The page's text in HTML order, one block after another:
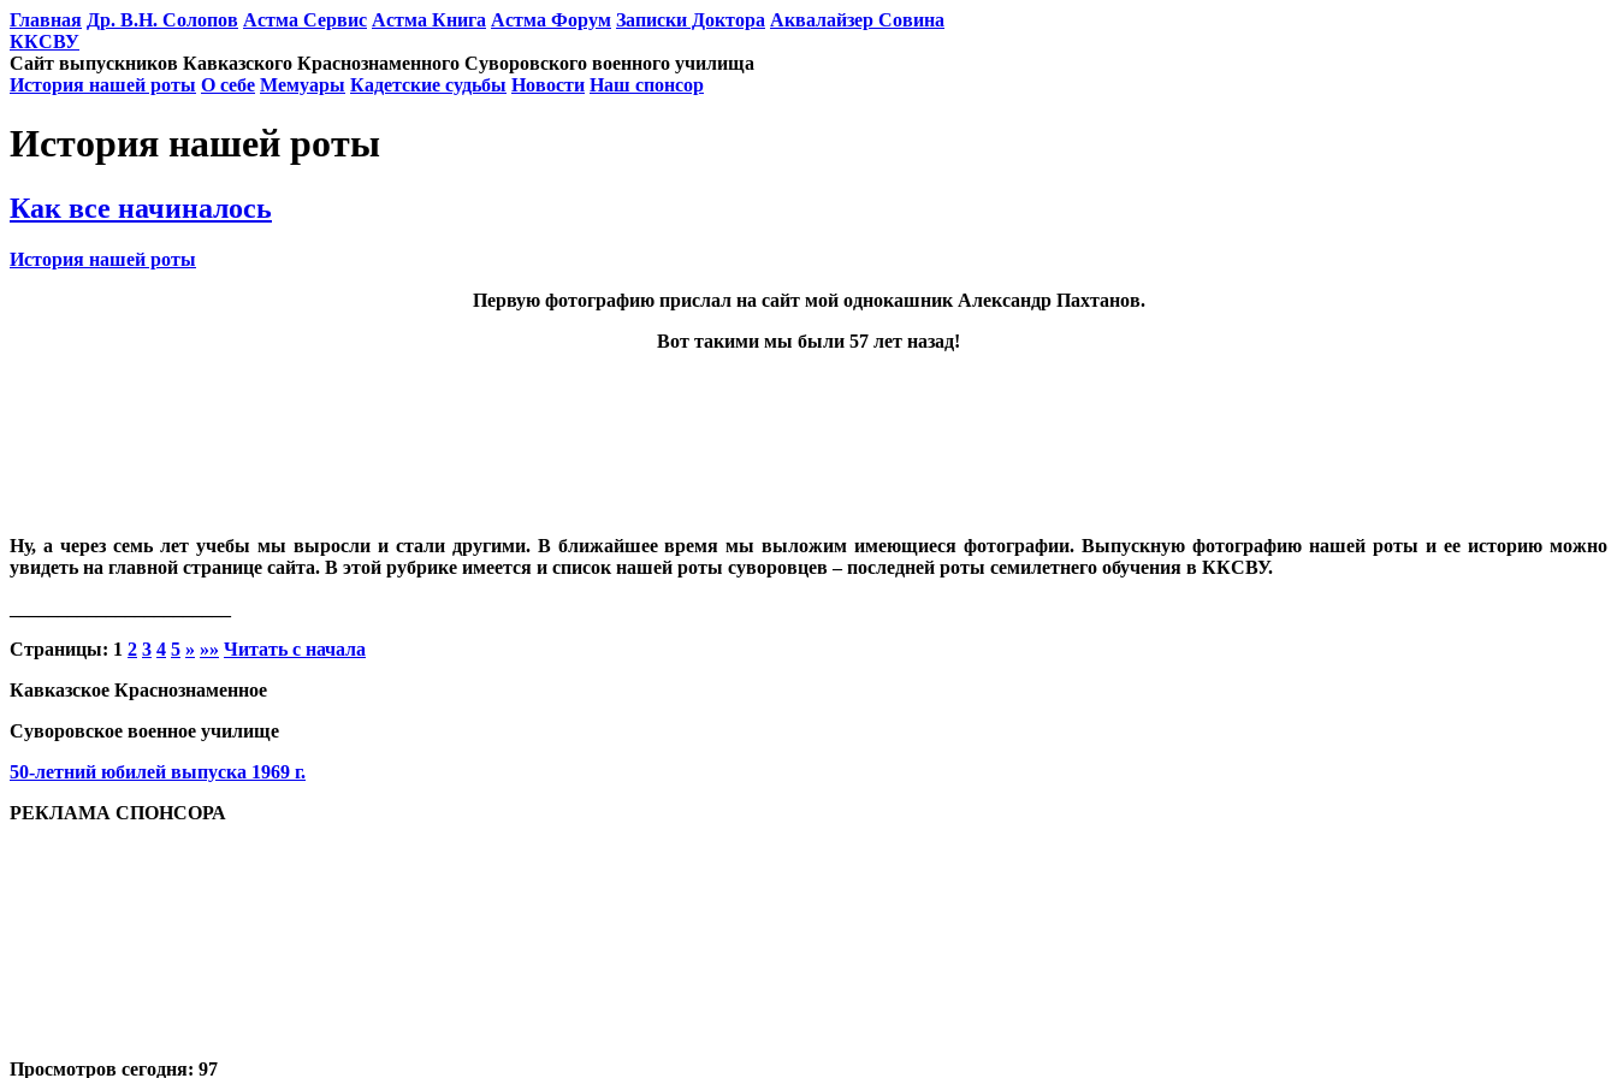
Главная Др. В.Н. Солопов Астма Сервис Астма Книга Астма Форум Записки Доктора Аквалайзер Совина
ККСВУ
Сайт выпускников Кавказского Краснознаменного Суворовского военного училища
История нашей роты О себе Мемуары Кадетские судьбы Новости Наш спонсор
История нашей роты
Как все начиналось
История нашей роты
Первую фотографию прислал на сайт мой однокашник Александр Пахтанов.
Вот такими мы были 57 лет назад!
Ну, а через семь лет учебы мы выросли и стали другими. В ближайшее время мы выложим имеющиеся фотографии. Выпускную фотографию нашей роты и ее историю можно
увидеть на главной странице сайта. В этой рубрике имеется и список нашей роты суворовцев – последней роты семилетнего обучения в ККСВУ.
Страницы: 1 2 3 4 5 » »» Читать с начала
Кавказское Краснознаменное
Суворовское военное училище
50-летний юбилей выпуска 1969 г.
РЕКЛАМА СПОНСОРА
Просмотров сегодня: 97